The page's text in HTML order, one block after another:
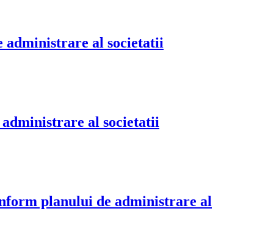
administrare al societatii
al societatii
planului de administrare al